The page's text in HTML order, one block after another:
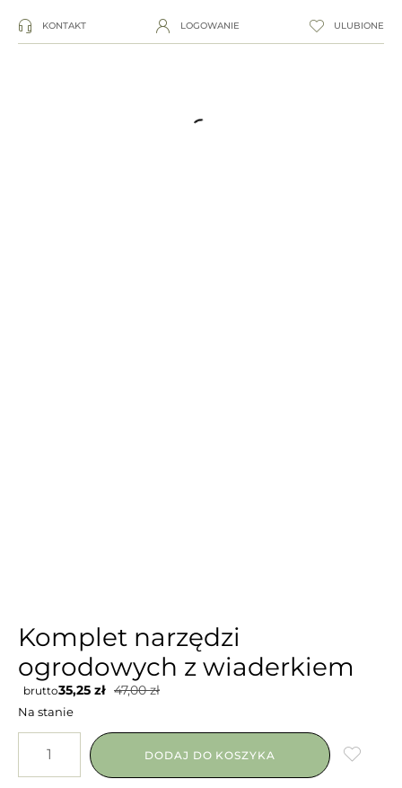
KONTAKT LOGOWANIE ULUBIONE
Komplet narzędzi
ogrodowych z wiaderkiem
47,00zł
35,25 zł
brutto
Na stanie
DODAJ DO KOSZYKA